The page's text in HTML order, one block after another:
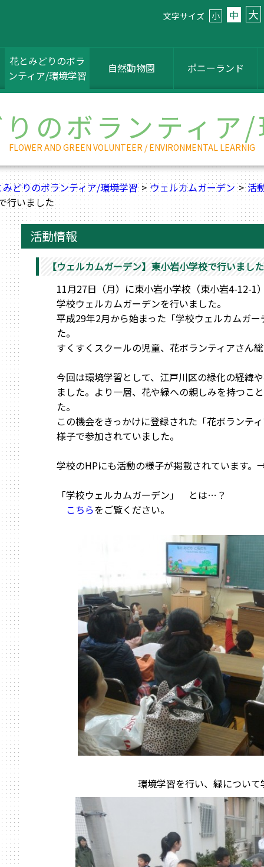
文字サイズ 小 中 大
花とみどりのボラ
ンティア/環境学習
自然動物園 ポニーランド
のボランティア
FLOWER AND GREEN VOLUNTEER / ENVIRONMENTAL LEARNIG
みどりのボランティア/環境学習 ウェルカムガーデン
活
行いました
活動情報
【ウェルカムガーデン】東小岩小学校で行いました
11月27日（月）に東小岩小学校（東小岩4-12-1
学校ウェルカムガーデンを行いました。
平成29年2月から始まった「学校ウェルカムガ
た。
すくすくスクールの児童、花ボランティアさん
今回は環境学習として、江戸川区の緑化の経緯
ました。より一層、花や緑への親しみを持つこ
た。
この機会をきっかけに登録された「花ボランテ
様子で参加されていました。
学校のHPにも活動の様子が掲載されています。
「学校ウェルカムガーデン」 とは…？
こちらをご覧ください。
環境学習を行い、緑につい